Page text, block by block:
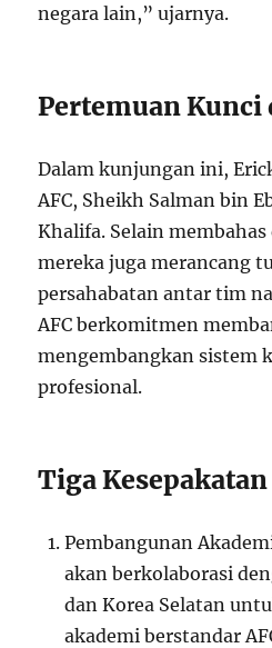
negara lain,” ujarnya.
Pertemuan Kunci
Dalam kunjungan ini,
AFC, Sheikh Salman bin
Khalifa. Selain
mereka juga merancang
persahabatan antar tim
AFC berkomitmen
mengembangkan sistem
profesional.
Tiga
Pembangunan
akan berkolaborasi
dan Korea Selatan
akademi berstandar